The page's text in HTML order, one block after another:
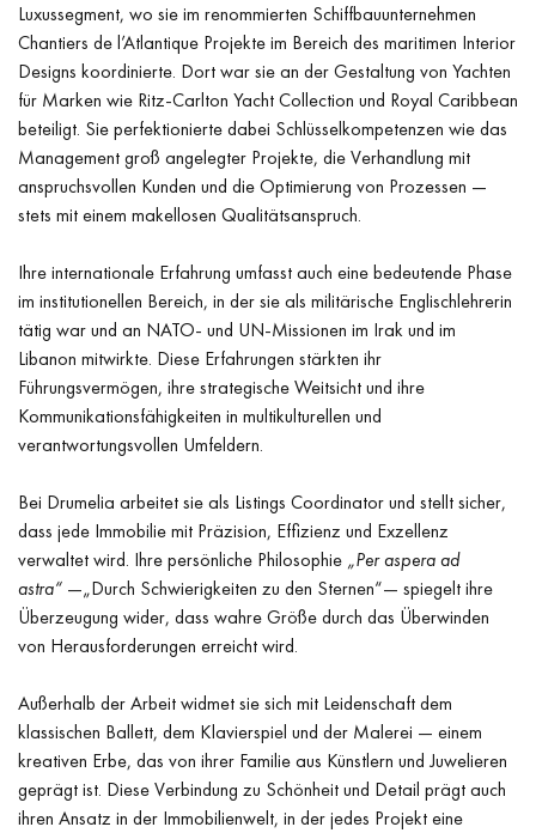
Luxussegment, wo sie im renommierten Schiffbauunternehmen
Chantiers de l’Atlantique Projekte im Bereich des maritimen Interior
Designs koordinierte. Dort war sie an der Gestaltung von Yachten
für Marken wie Ritz-Carlton Yacht Collection und Royal Caribbean
beteiligt. Sie perfektionierte dabei Schlüsselkompetenzen wie das
Management groß angelegter Projekte, die Verhandlung mit
anspruchsvollen Kunden und die Optimierung von Prozessen —
stets mit einem makellosen Qualitätsanspruch.
Ihre internationale Erfahrung umfasst auch eine bedeutende Phase
im institutionellen Bereich, in der sie als militärische Englischlehrerin
tätig war und an NATO- und UN-Missionen im Irak und im
Libanon mitwirkte. Diese Erfahrungen stärkten ihr
Führungsvermögen, ihre strategische Weitsicht und ihre
Kommunikationsfähigkeiten in multikulturellen und
verantwortungsvollen Umfeldern.
Bei Drumelia arbeitet sie als Listings Coordinator und stellt sicher,
dass jede Immobilie mit Präzision, Effizienz und Exzellenz
verwaltet wird. Ihre persönliche Philosophie „Per aspera ad
astra“ —„Durch Schwierigkeiten zu den Sternen“— spiegelt ihre
Überzeugung wider, dass wahre Größe durch das Überwinden
von Herausforderungen erreicht wird.
Außerhalb der Arbeit widmet sie sich mit Leidenschaft dem
klassischen Ballett, dem Klavierspiel und der Malerei — einem
kreativen Erbe, das von ihrer Familie aus Künstlern und Juwelieren
geprägt ist. Diese Verbindung zu Schönheit und Detail prägt auch
ihren Ansatz in der Immobilienwelt, in der jedes Projekt eine